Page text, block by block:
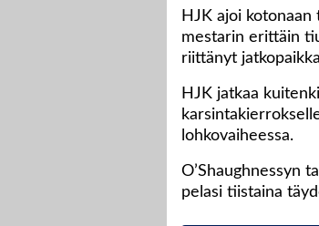
HJK ajoi
mestarin erittäin
riittänyt
HJK jatkaa
lohkovaiheessa.
O’Shaughnessyn
pelasi tiistaina